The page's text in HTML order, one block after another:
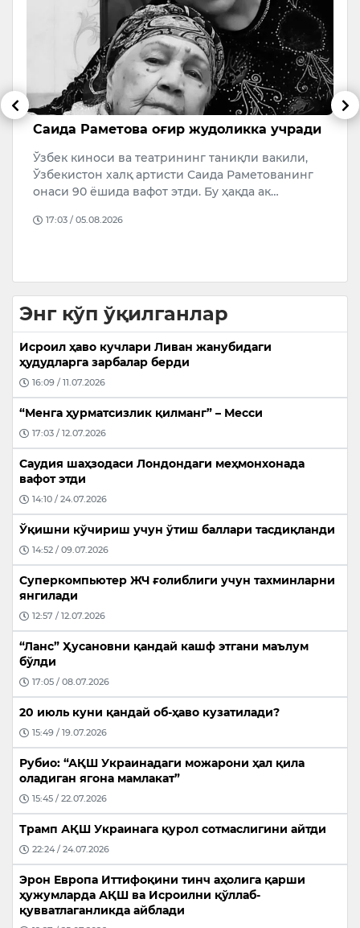
Саида Раметова оғир жудоликка учради
Ўзбек киноси ва театрининг таниқли вакили,
Ўзбекистон халқ артисти Саида Раметованинг
онаси 90 ёшида вафот этди. Бу ҳақда ак…
17:03 / 05.08.2026
Энг кўп ўқилганлар
Исроил ҳаво кучлари Ливан жанубидаги
ҳудудларга зарбалар берди
16:09 / 11.07.2026
“Менга ҳурматсизлик қилманг” – Месси
17:03 / 12.07.2026
Саудия шаҳзодаси Лондондаги меҳмонхонада
вафот этди
14:10 / 24.07.2026
Ўқишни кўчириш учун ўтиш баллари тасдиқланди
14:52 / 09.07.2026
Суперкомпьютер ЖЧ ғолиблиги учун тахминларни
янгилади
12:57 / 12.07.2026
“Ланс” Ҳусановни қандай кашф этгани маълум
бўлди
17:05 / 08.07.2026
20 июль куни қандай об-ҳаво кузатилади?
15:49 / 19.07.2026
Рубио: “АҚШ Украинадаги можарони ҳал қила
оладиган ягона мамлакат”
15:45 / 22.07.2026
Трамп АҚШ Украинага қурол сотмаслигини айтди
22:24 / 24.07.2026
Эрон Европа Иттифоқини тинч аҳолига қарши
ҳужумларда АҚШ ва Исроилни қўллаб-
қувватлаганликда айблади